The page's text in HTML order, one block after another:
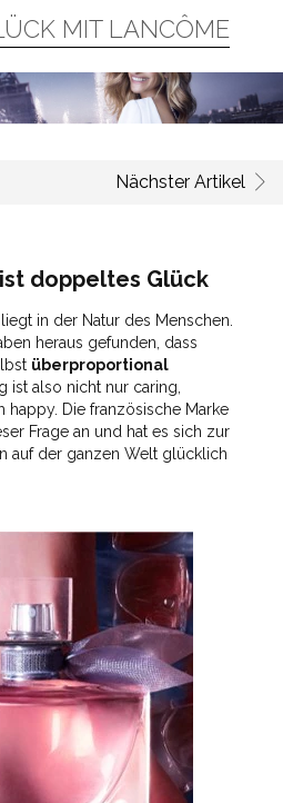
MIT LANCÔME
Nächster Artikel
doppeltes Glück
in der Natur des Menschen.
heraus gefunden, dass
überproportional
ist also nicht nur caring,
Die französische Marke
Frage an und hat es sich zur
auf der ganzen Welt glücklich